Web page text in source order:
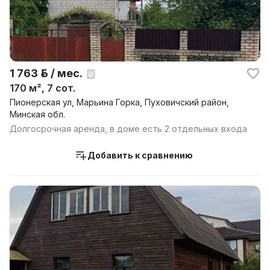
1 763 р. / мес.
170 м², 7 сот.
Пионерская ул, Марьина Горка, Пуховичский район,
Минская обл.
Долгосрочная аренда, в доме есть 2 отдельных входа
Добавить к сравнению